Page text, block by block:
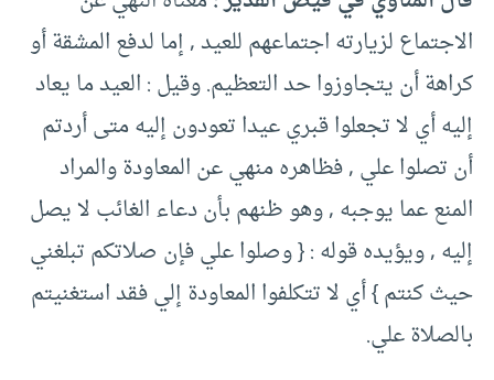
الاجتماع لزيارته اجتماعهم للعيد ‏,‏ إما لدفع المشقة أو
كراهة أن يتجاوزوا حد التعظيم‏.‏ وقيل ‏:‏ العيد ما يعاد
إليه أي لا تجعلوا قبري عيدا تعودون إليه متى أردتم
أن تصلوا علي ‏,‏ فظاهره منهي عن المعاودة والمراد
المنع عما يوجبه ‏,‏ وهو ظنهم بأن دعاء الغائب لا يصل
إليه ‏,‏ ويؤيده قوله ‏:‏ ‏{‏ وصلوا علي فإن صلاتكم تبلغني
حيث كنتم ‏}‏ أي لا تتكلفوا المعاودة إلي فقد استغنيتم
بالصلاة علي‏.‏ ‏